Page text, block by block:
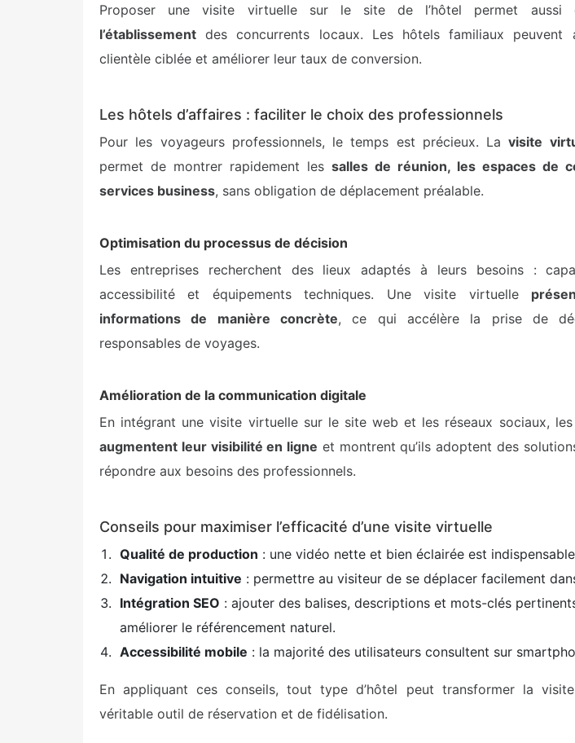
Proposer une visite virtuelle sur le site de l’hôtel permet aussi
l’établissement des concurrents locaux. Les hôtels familiaux peuvent
clientèle ciblée et améliorer leur taux de conversion.
Les hôtels d’affaires : faciliter le choix des professionnels
Pour les voyageurs professionnels, le temps est précieux. Lavisite
permet de montrer rapidement les salles de réunion, les espaces de
services business, sans obligation de déplacement préalable.
Optimisation du processus de décision
Les entreprises recherchent des lieux adaptés à leurs besoins :
accessibilité et équipements techniques. Une visite virtuelle
informations de manière concrète, ce qui accélère la prise de
responsables de voyages.
Amélioration de la communication digitale
En intégrant une visite virtuelle sur le site web et les réseaux sociaux, les
augmentent leur visibilité en ligne et montrent qu’ils adoptent des
répondre aux besoins des professionnels.
Conseils pour maximiser l’efficacité d’une visite virtuelle
Qualité de production : une vidéo nette et bien éclairée est
Navigation intuitive : permettre au visiteur de se déplacer facilement
Intégration SEO : ajouter des balises, descriptions et mots-clés
améliorer le référencement naturel.
Accessibilité mobile : la majorité des utilisateurs consultent sur
En appliquant ces conseils, tout type d’hôtel peut transformer la
véritable outil de réservation et de fidélisation.